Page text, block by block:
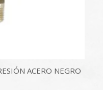
ACERO NEGRO